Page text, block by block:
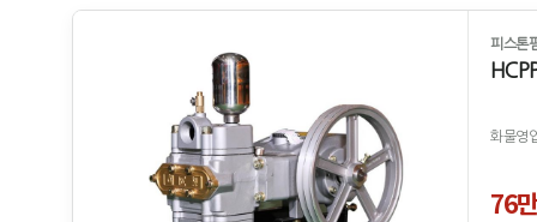
피스톤
화물영
76